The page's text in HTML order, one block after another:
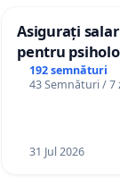
Asigurați
pentru
spitale
192 semnături
43 Semnături / 7
31 Jul 2026